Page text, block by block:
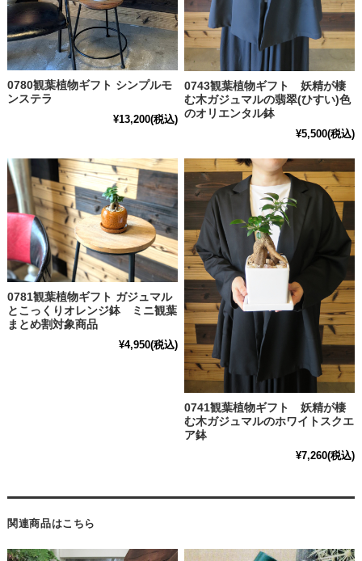
0780観葉植物ギフト シンプルモ
ンステラ
¥13,200(税込)
0743観葉植物ギフト 妖精が棲
む木ガジュマルの翡翠(ひすい)色
のオリエンタル鉢
¥5,500(税込)
0781観葉植物ギフト ガジュマル
とこっくりオレンジ鉢 ミニ観葉
まとめ割対象商品
¥4,950(税込)
0741観葉植物ギフト 妖精が棲
む木ガジュマルのホワイトスクエ
ア鉢
¥7,260(税込)
関連商品はこちら